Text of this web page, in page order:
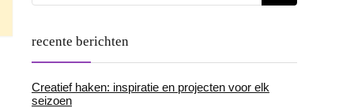
recente berichten
Creatief haken: inspiratie en projecten voor elk
seizoen